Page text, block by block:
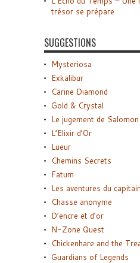
trésor se prépare
SUGGESTIONS
Mysteriosa
Exkalibur
Carine Diamond
Gold & Crystal
Le jugement de Salomon
L’Elixir d’Or
Lueur
Chemins Secrets
Fatum
Les aventures du
Chasse anonyme
D’encre et d’or
N-Zone Quest
Chickenhare and the
Guardians of Legends